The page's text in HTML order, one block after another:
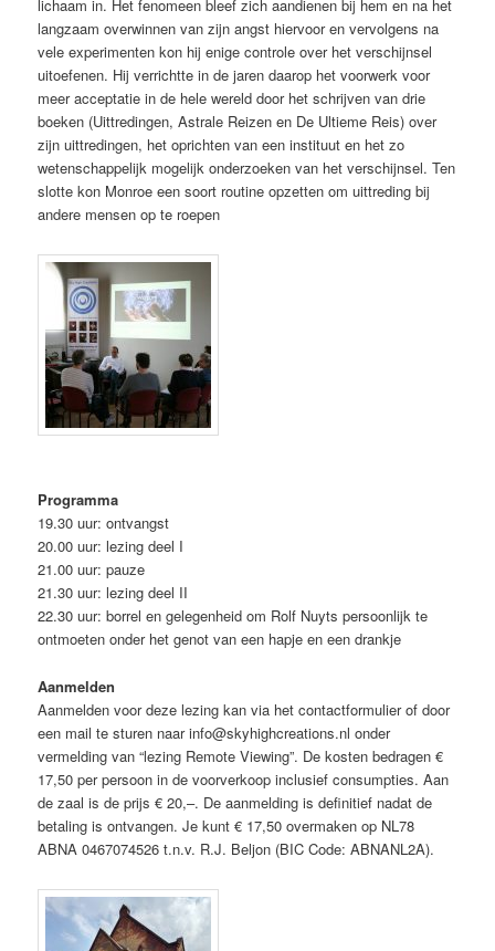
lichaam in. Het fenomeen bleef zich aandienen bij hem en na het
langzaam overwinnen van zijn angst hiervoor en vervolgens na
vele experimenten kon hij enige controle over het verschijnsel
uitoefenen. Hij verrichtte in de jaren daarop het voorwerk voor
meer acceptatie in de hele wereld door het schrijven van drie
boeken (Uittredingen, Astrale Reizen en De Ultieme Reis) over
zijn uittredingen, het oprichten van een instituut en het zo
wetenschappelijk mogelijk onderzoeken van het verschijnsel. Ten
slotte kon Monroe een soort routine opzetten om uittreding bij
andere mensen op te roepen
Programma
19.30 uur: ontvangst
20.00 uur: lezing deel I
21.00 uur: pauze
21.30 uur: lezing deel II
22.30 uur: borrel en gelegenheid om Rolf Nuyts persoonlijk te
ontmoeten onder het genot van een hapje en een drankje
Aanmelden
Aanmelden voor deze lezing kan via het contactformulier of door
een mail te sturen naar info@skyhighcreations.nl onder
vermelding van “lezing Remote Viewing”. De kosten bedragen €
17,50 per persoon in de voorverkoop inclusief consumpties. Aan
de zaal is de prijs € 20,–. De aanmelding is definitief nadat de
betaling is ontvangen. Je kunt € 17,50 overmaken op NL78
ABNA 0467074526 t.n.v. R.J. Beljon (BIC Code: ABNANL2A).